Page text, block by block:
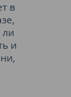
в
и